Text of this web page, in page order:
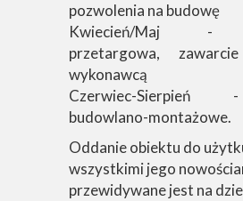
pozwolenia na budowę
Kwiecień/Maj -
przetargowa,
wykonawcą
Czerwiec-
budowlano-montażowe.
Oddanie obiektu do
wszystkimi jego
przewidywane jest na